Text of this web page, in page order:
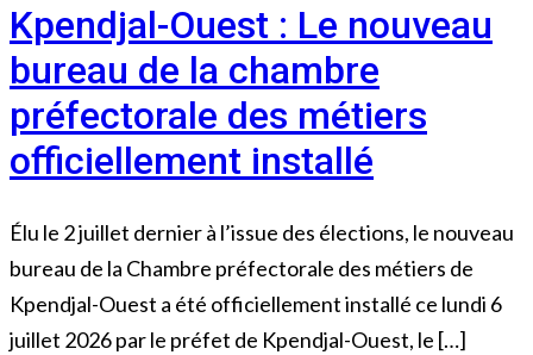
Kpendjal-Ouest : Le nouveau
bureau de la chambre
préfectorale des métiers
officiellement installé
Élu le 2 juillet dernier à l’issue des élections, le nouveau
bureau de la Chambre préfectorale des métiers de
Kpendjal-Ouest a été officiellement installé ce lundi 6
juillet 2026 par le préfet de Kpendjal-Ouest, le […]